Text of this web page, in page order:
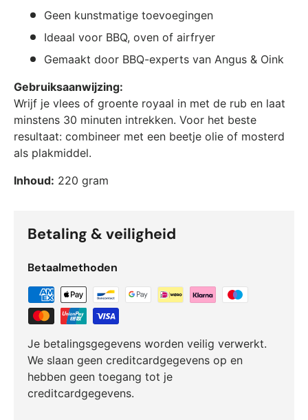
Geen kunstmatige toevoegingen
Ideaal voor BBQ, oven of airfryer
Gemaakt door BBQ-experts van Angus & Oink
Gebruiksaanwijzing:
Wrijf je vlees of groente royaal in met de rub en laat
minstens 30 minuten intrekken. Voor het beste
resultaat: combineer met een beetje olie of mosterd
als plakmiddel.
Inhoud: 220 gram
Betaling & veiligheid
Betaalmethoden
Je betalingsgegevens worden veilig verwerkt.
We slaan geen creditcardgegevens op en
hebben geen toegang tot je
creditcardgegevens.